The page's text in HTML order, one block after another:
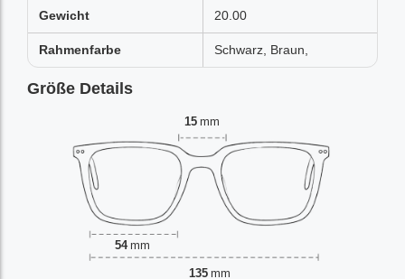
Gewicht 20.00
Rahmenfarbe Schwarz, Braun,
Größe Details
15 mm
54 mm
135 mm